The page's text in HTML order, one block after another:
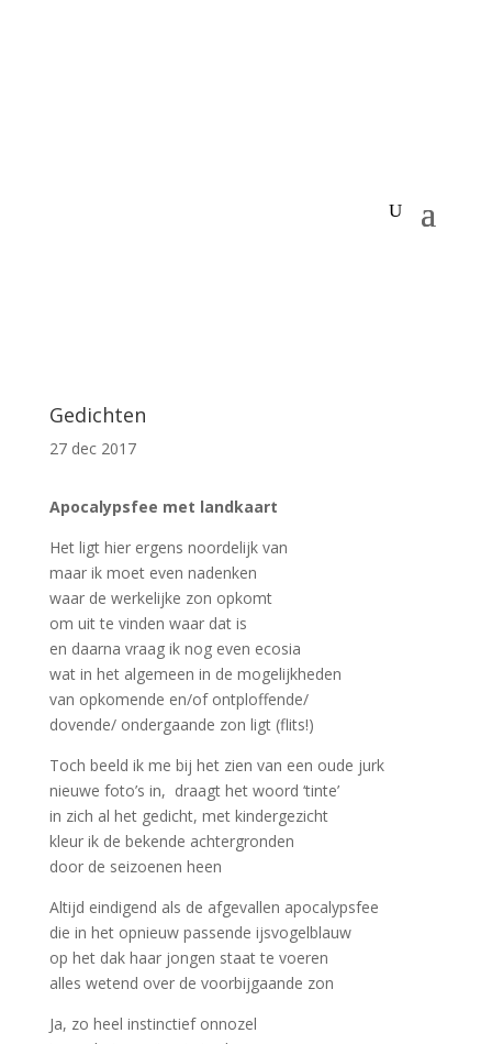
Gedichten
27 dec 2017
Apocalypsfee met landkaart
Het ligt hier ergens noordelijk van
maar ik moet even nadenken
waar de werkelijke zon opkomt
om uit te vinden waar dat is
en daarna vraag ik nog even ecosia
wat in het algemeen in de mogelijkheden
van opkomende en/of ontploffende/
dovende/ ondergaande zon ligt (flits!)
Toch beeld ik me bij het zien van een oude jurk
nieuwe foto’s in, draagt het woord ‘tinte’
in zich al het gedicht, met kindergezicht
kleur ik de bekende achtergronden
door de seizoenen heen
Altijd eindigend als de afgevallen apocalypsfee
die in het opnieuw passende ijsvogelblauw
op het dak haar jongen staat te voeren
alles wetend over de voorbijgaande zon
Ja, zo heel instinctief onnozel